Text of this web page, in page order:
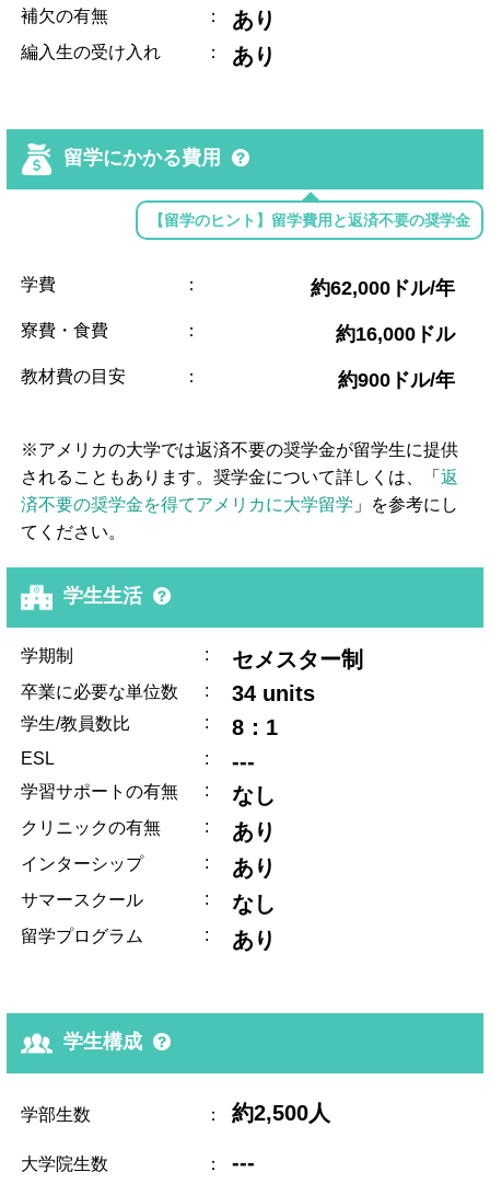
補欠の有無 ： あり
編入生の受け入れ ： あり
留学にかかる費用
【留学のヒント】留学費用と返済不要の奨学金
学費 ： 約62,000ドル/年
寮費・食費 ： 約16,000ドル
教材費の目安 ： 約900ドル/年
※アメリカの大学では返済不要の奨学金が留学生に提供
されることもあります。奨学金について詳しくは、「返
済不要の奨学金を得てアメリカに大学留学 」を参考にし
てください。
学生生活
学期制 : セメスター制
卒業に必要な単位数 : 34 units
学生/教員数比 : 8：1
ESL : ---
学習サポートの有無 : なし
クリニックの有無 : あり
インターシップ : あり
サマースクール : なし
留学プログラム : あり
学生構成
学部生数 ： 約2,500人
大学院生数 ： ---